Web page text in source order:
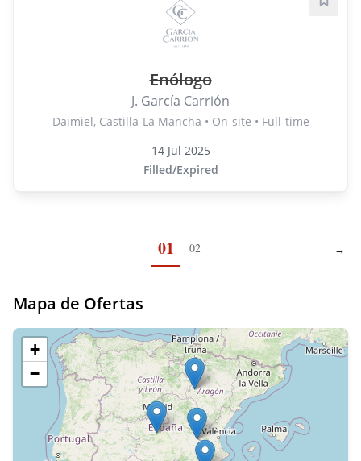
Enólogo
J. García Carrión
Daimiel, Castilla-La Mancha • On-site • Full-time
14 Jul 2025
Filled/Expired
Save
01 02 →
Mapa de Ofertas
+
−